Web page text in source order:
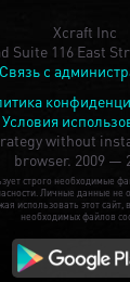
Xcraft Inc
Suite 116 East
Связь с
Условия
without
browser. 2009 —
строго необходимые
Личные данные не
использовать этот сайт,
необходимых файлов